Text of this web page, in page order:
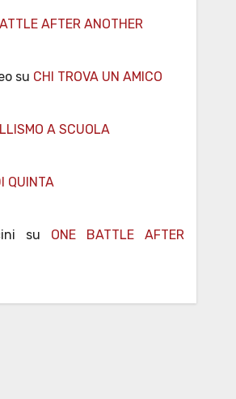
AFTER ANOTHER
su CHI TROVA UN AMICO
A SCUOLA
QUINTA
su ONE BATTLE AFTER